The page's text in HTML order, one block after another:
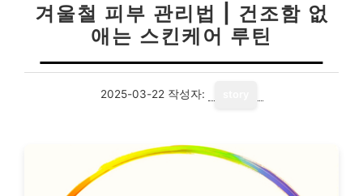
겨울철 피부 관리법 | 건조함 없
애는 스킨케어 루틴
2025-03-22 작성자: